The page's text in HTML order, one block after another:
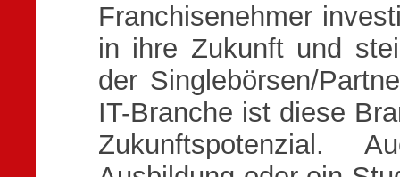
Franchisenehmer
in ihre Zukunft und
der Singlebörsen/
IT-Branche ist diese
Zukunftspotenzial.